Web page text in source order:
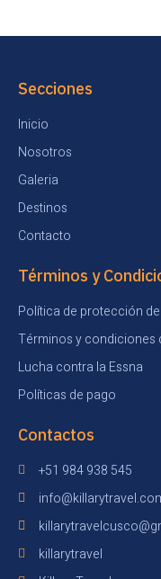
Secciones
Inicio
Nosotros
Galeria
Destinos
Contacto
Términos y
Política de protección
Términos y condiciones
Lucha contra la Essna
Políticas de pago
Contactos
+51 984 938 545
killarytravel